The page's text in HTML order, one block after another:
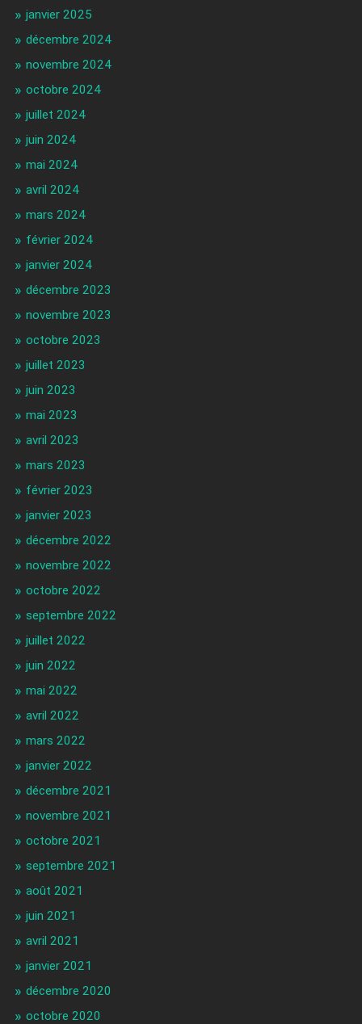
janvier 2025
décembre 2024
novembre 2024
octobre 2024
juillet 2024
juin 2024
mai 2024
avril 2024
mars 2024
février 2024
janvier 2024
décembre 2023
novembre 2023
octobre 2023
juillet 2023
juin 2023
mai 2023
avril 2023
mars 2023
février 2023
janvier 2023
décembre 2022
novembre 2022
octobre 2022
septembre 2022
juillet 2022
juin 2022
mai 2022
avril 2022
mars 2022
janvier 2022
décembre 2021
novembre 2021
octobre 2021
septembre 2021
août 2021
juin 2021
avril 2021
janvier 2021
décembre 2020
octobre 2020